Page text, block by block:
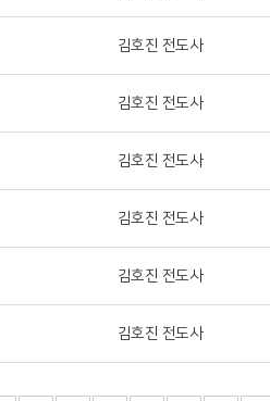
김호진 전도사
김호진 전도사
김호진 전도사
김호진 전도사
김호진 전도사
김호진 전도사